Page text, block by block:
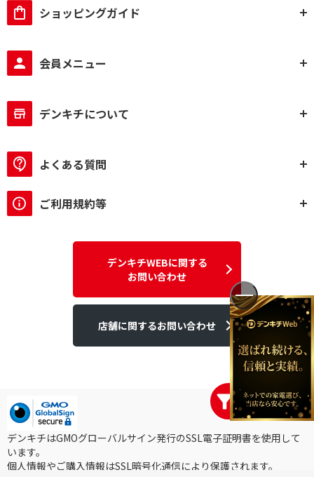
ショッピングガイド
会員メニュー
デンキチについて
よくある質問
ご利用規約等
デンキチWEBに関する
お問い合わせ
店舗に関するお問い合わせ
デンキチはGMOグローバルサイン発行のSSL電子証明書を使用して
います。
個人情報やご購入情報はSSL暗号化通信により保護されます。